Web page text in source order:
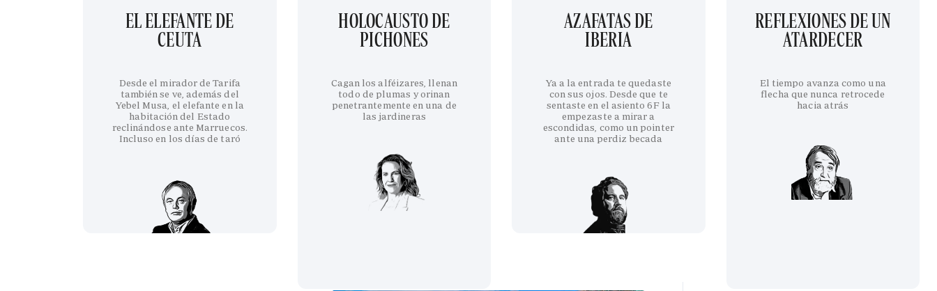
EL ELEFANTE DE
CEUTA
Desde el mirador de Tarifa
también se ve, además del
Yebel Musa, el elefante en la
habitación del Estado
reclinándose ante Marruecos.
Incluso en los días de taró
HOLOCAUSTO DE
PICHONES
Cagan los alféizares, llenan
todo de plumas y orinan
penetrantemente en una de
las jardineras
AZAFATAS DE
IBERIA
Ya a la entrada te quedaste
con sus ojos. Desde que te
sentaste en el asiento 6F la
empezaste a mirar a
escondidas, como un pointer
ante una perdiz becada
REFLEXIONES DE UN
ATARDECER
El tiempo avanza como una
flecha que nunca retrocede
hacia atrás